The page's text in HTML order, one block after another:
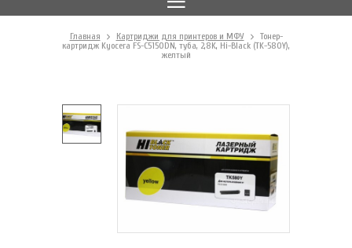
Главная Картриджи для принтеров и МФУ
Тонер-
картридж Kyocera FS-C5150DN, туба, 2,8K, Hi-Black (TK-580Y),
желтый